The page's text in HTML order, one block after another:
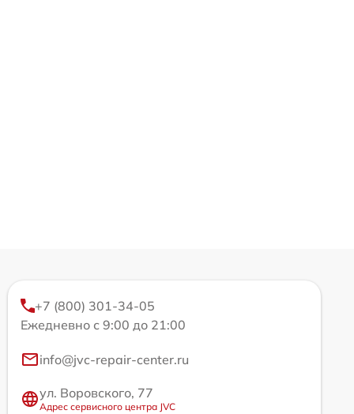
+7 (800) 301-34-05
Ежедневно с 9:00 до 21:00
info@jvc-repair-center.ru
ул. Воровского, 77
Адрес сервисного центра JVC